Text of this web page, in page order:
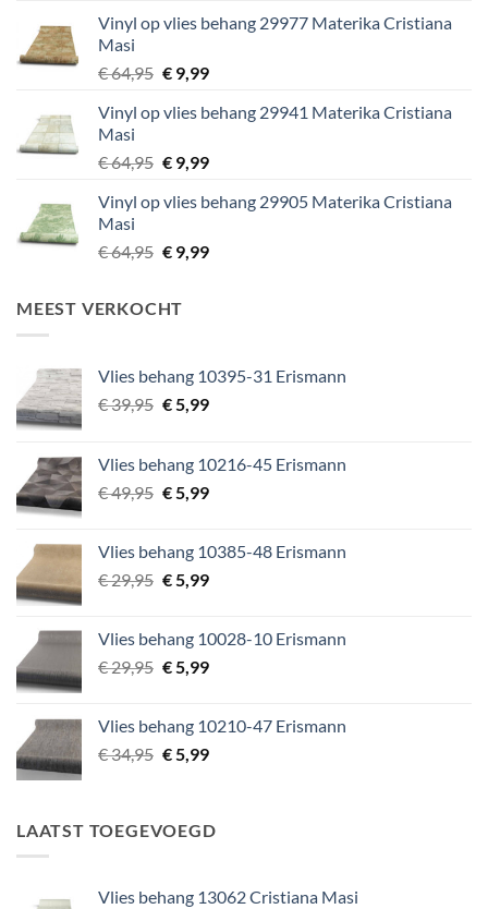
€ 29,95.€ 5,99.
Vinyl op vlies behang 29977 Materika Cristiana
Masi
€64,95 Oorspronkelijke
was:
€9,99Huidige
is:
Vinyl op vlies behang 29941 Materika Cristiana
Masi
€64,95 Oorspronkelijke
was:
€9,99Huidige
is:
Vinyl op vlies behang 29905 Materika Cristiana
Masi
€64,95 Oorspronkelijke
€ 64,95.
€9,99Huidige
MEEST VERKOCHT
Vlies behang 10395-31 Erismann
€39,95 Oorspronkelijke
€ 39,95.
€5,99Huidige
€ 5,99.
Vlies behang 10216-45 Erismann
€49,95 Oorspronkelijke
€ 49,95.
€5,99Huidige
€ 5,99.
Vlies behang 10385-48 Erismann
€29,95 Oorspronkelijke
€ 29,95.
€5,99Huidige
€ 5,99.
Vlies behang 10028-10 Erismann
€29,95 Oorspronkelijke
€ 29,95.
€5,99Huidige
€ 5,99.
Vlies behang 10210-47 Erismann
€34,95 Oorspronkelijke
€ 34,95.
€5,99Huidige
€ 5,99.
LAATST TOEGEVOEGD
Vlies behang 13062 Cristiana Masi